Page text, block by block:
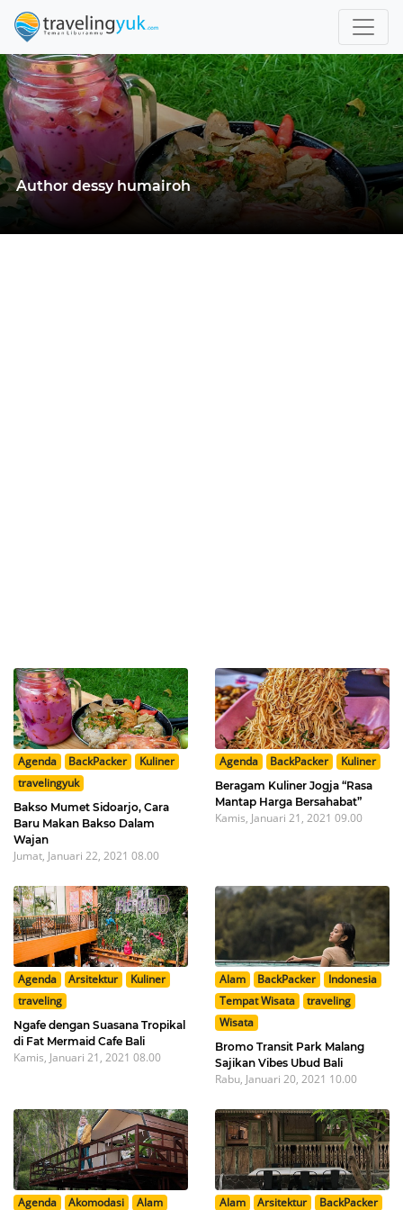
Author dessy humairoh
Agenda BackPacker
Kuliner
travelingyuk
Bakso Mumet Sidoarjo, Cara
Baru Makan Bakso Dalam
Wajan
Jumat, Januari 22, 2021 08.00
Agenda BackPacker Kuliner
Beragam Kuliner Jogja “Rasa
Mantap Harga Bersahabat”
Kamis, Januari 21, 2021 09.00
Agenda Arsitektur
Kuliner
traveling
Ngafe dengan Suasana Tropikal
di Fat Mermaid Cafe Bali
Kamis, Januari 21, 2021 08.00
Alam BackPacker
Indonesia
Tempat Wisata
traveling
Wisata
Bromo Transit Park Malang
Sajikan Vibes Ubud Bali
Rabu, Januari 20, 2021 10.00
Agenda Akomodasi Alam Alam Arsitektur BackPacker